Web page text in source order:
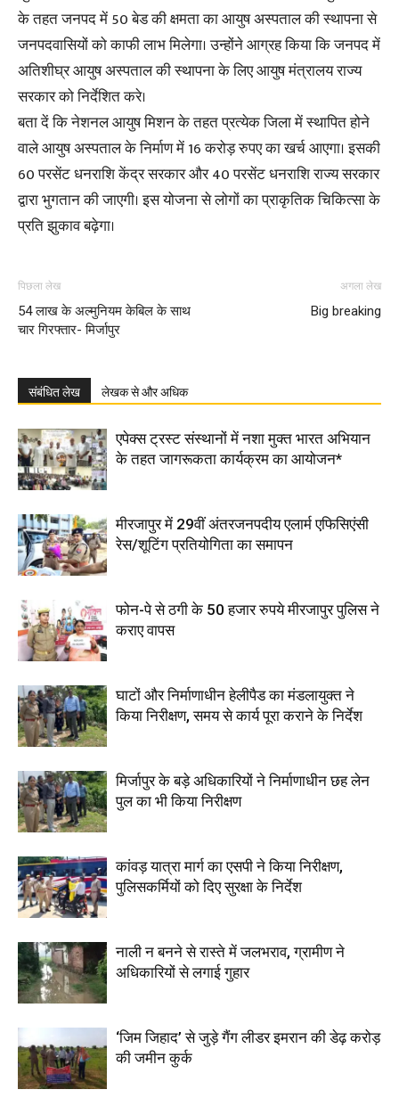
के तहत जनपद में 50 बेड की क्षमता का आयुष अस्पताल की स्थापना से
जनपदवासियों को काफी लाभ मिलेगा। उन्होंने आग्रह किया कि जनपद में
अतिशीघ्र आयुष अस्पताल की स्थापना के लिए आयुष मंत्रालय राज्य
सरकार को निर्देशित करे।
बता दें कि नेशनल आयुष मिशन के तहत प्रत्येक जिला में स्थापित होने
वाले आयुष अस्पताल के निर्माण में 16 करोड़ रुपए का खर्च आएगा। इसकी
60 परसेंट धनराशि केंद्र सरकार और 40 परसेंट धनराशि राज्य सरकार
द्वारा भुगतान की जाएगी। इस योजना से लोगों का प्राकृतिक चिकित्सा के
प्रति झुकाव बढ़ेगा।
पिछला लेख
54 लाख के अल्मुनियम केबिल के साथ
चार गिरफ्तार- मिर्जापुर
अगला लेख
Big breaking
संबंधित लेख लेखक से और अधिक
एपेक्स ट्रस्ट संस्थानों में नशा मुक्त भारत अभियान
के तहत जागरूकता कार्यक्रम का आयोजन*
मीरजापुर में 29वीं अंतरजनपदीय एलार्म एफिसिएंसी
रेस/शूटिंग प्रतियोगिता का समापन
फोन-पे से ठगी के 50 हजार रुपये मीरजापुर पुलिस ने
कराए वापस
घाटों और निर्माणाधीन हेलीपैड का मंडलायुक्त ने
किया निरीक्षण, समय से कार्य पूरा कराने के निर्देश
मिर्जापुर के बड़े अधिकारियों ने निर्माणाधीन छह लेन
पुल का भी किया निरीक्षण
कांवड़ यात्रा मार्ग का एसपी ने किया निरीक्षण,
पुलिसकर्मियों को दिए सुरक्षा के निर्देश
नाली न बनने से रास्ते में जलभराव, ग्रामीण ने
अधिकारियों से लगाई गुहार
‘जिम जिहाद’ से जुड़े गैंग लीडर इमरान की डेढ़ करोड़
की जमीन कुर्क